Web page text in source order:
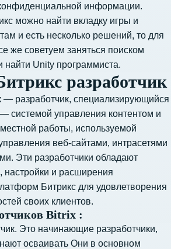
информации.
можно найти вкладку игры и
и есть несколько решений, то для
же советуем заняться поиском
найти Unity программиста.
разработчик
— разработчик, специализирующийся
системой управления контентом и
работы, используемой
веб-сайтами, интрасетями
Эти разработчики обладают
настройки и расширения
Битрикс для удовлетворения
своих клиентов.
Bitrix :
Это начинающие разработчики,
осваивать Они в основном